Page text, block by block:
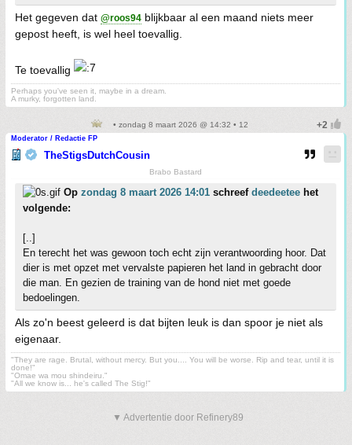
Het gegeven dat @roos94 blijkbaar al een maand niets meer
gepost heeft, is wel heel toevallig.
Te toevallig
Perhaps you've seen it, maybe in a dream.
A murky, forgotten land.
• zondag 8 maart 2026 @ 14:32 • 12
Moderator / Redactie FP
TheStigsDutchCousin
Brabo Bastard
Op zondag 8 maart 2026 14:01 schreef deedeetee het
volgende:
[..]
En terecht het was gewoon toch echt zijn verantwoording hoor. Dat
dier is met opzet met vervalste papieren het land in gebracht door
die man. En gezien de training van de hond niet met goede
bedoelingen.
Als zo'n beest geleerd is dat bijten leuk is dan spoor je niet als
eigenaar.
"They are rage. Brutal, without mercy. But you.... You will be worse. Rip and tear, until it is
done!"
"Omae wa mou shindeiru."
"All we know is... he's called The Stig!"
▼ Advertentie door Refinery89